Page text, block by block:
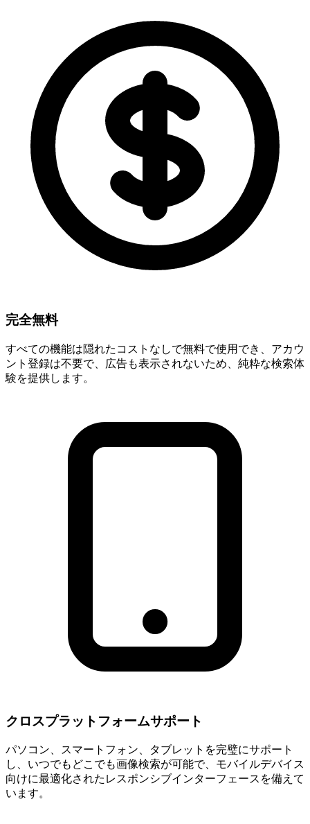
完全無料
すべての機能は隠れたコストなしで無料で使用でき、アカウ
ント登録は不要で、広告も表示されないため、純粋な検索体
験を提供します。
クロスプラットフォームサポート
パソコン、スマートフォン、タブレットを完璧にサポート
し、いつでもどこでも画像検索が可能で、モバイルデバイス
向けに最適化されたレスポンシブインターフェースを備えて
います。